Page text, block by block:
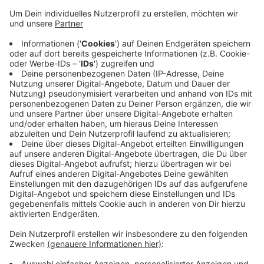
Anzeige
In der Nacht von Montag auf Dienstag haben
unbekannte Täter in einem Siegener Autohaus mehrere
Autoreifen geklaut. Die Diebe haben insgesamt sieben
Autos auf dem Gelände des Autohauses in der
Tiergarten Straße auf Steine aufgebockt und die
Reifen mitgenommen. Die Polizei sucht jetzt nach
Zeugen, die verdächtige Personen oder Fahrzeuge
gesehen haben.
Anzeige